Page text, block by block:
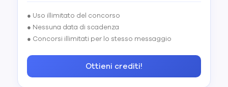
● Uso illimitato del concorso
● Nessuna data di scadenza
● Concorsi illimitati per lo stesso messaggio
Ottieni crediti!